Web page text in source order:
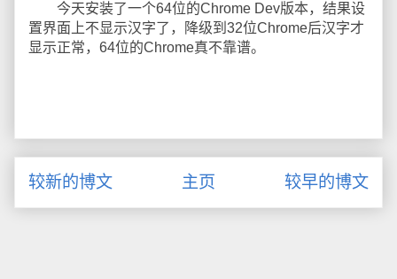
今天安装了一个64位的Chrome Dev版本，结果设
置界面上不显示汉字了，降级到32位Chrome后汉字才
显示正常，64位的Chrome真不靠谱。
较新的博文 较早的博文
主页